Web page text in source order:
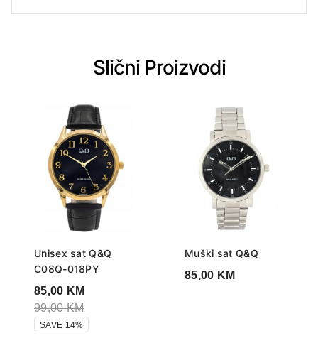
Slični Proizvodi
Unisex sat Q&Q
C08Q-018PY
85,00 KM
99,00KM
SAVE 14%
Muški sat Q&Q
85,00 KM